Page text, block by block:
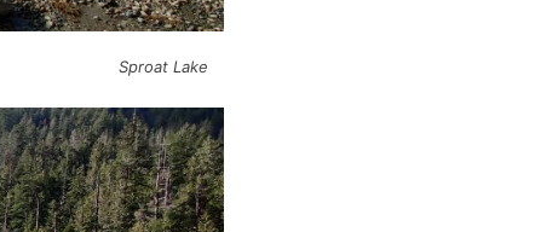
Sproat Lake